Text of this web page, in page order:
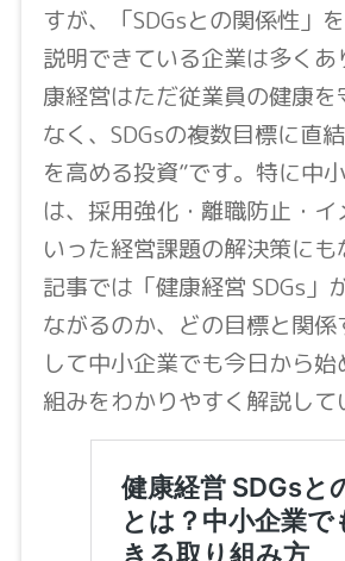
すが、「SDGsとの関係性」
説明できている企業は多く
康経営はただ従業員の健康を
なく、SDGsの複数目標に直
を高める投資”です。特に中
は、採用強化・離職防止・イ
いった経営課題の解決策に
記事では「健康経営 SDGs」
ながるのか、どの目標と関係
して中小企業でも今日から始
組みをわかりやすく解説して